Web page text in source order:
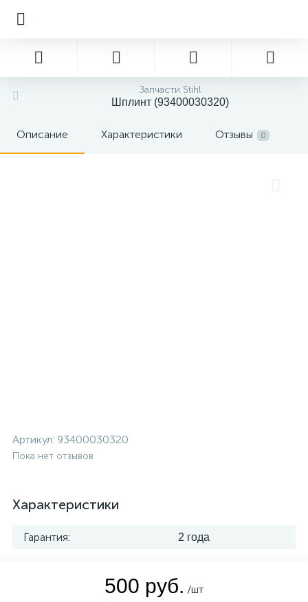
Запчасти Stihl
Шплинт (93400030320)
Описание Характеристики Отзывы 0
Артикул: 93400030320
Пока нет отзывов
Характеристики
Гарантия: 2 года
500 руб. /шт